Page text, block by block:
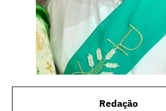
Redação